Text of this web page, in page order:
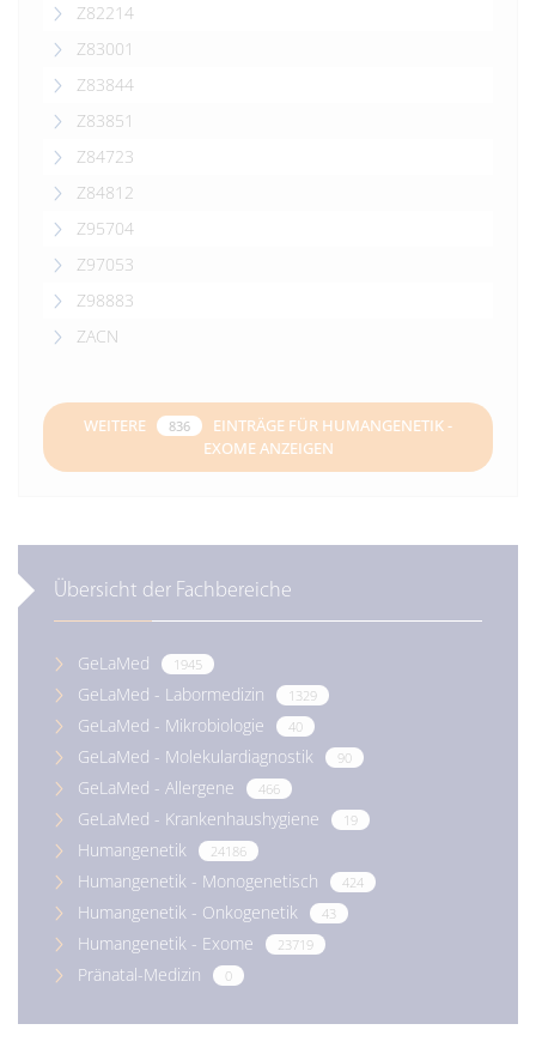
Z82214
Z83001
Z83844
Z83851
Z84723
Z84812
Z95704
Z97053
Z98883
ZACN
WEITERE 836
EINTRÄGE FÜR HUMANGENETIK -
EXOME ANZEIGEN
Übersicht der Fachbereiche
GeLaMed 1945
GeLaMed - Labormedizin 1329
GeLaMed - Mikrobiologie 40
GeLaMed - Molekulardiagnostik 90
GeLaMed - Allergene 466
GeLaMed - Krankenhaushygiene 19
Humangenetik 24186
Humangenetik - Monogenetisch 424
Humangenetik - Onkogenetik 43
Humangenetik - Exome 23719
Pränatal-Medizin 0